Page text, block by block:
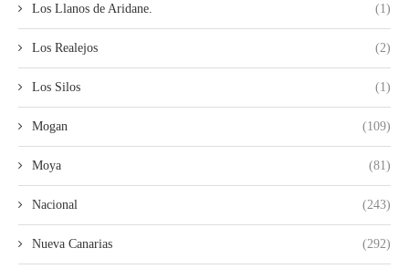
Los Llanos de Aridane. (1)
Los Realejos (2)
Los Silos (1)
Mogan (109)
Moya (81)
Nacional (243)
Nueva Canarias (292)